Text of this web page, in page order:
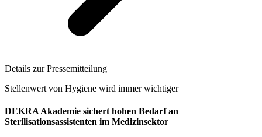
Details zur Pressemitteilung
Stellenwert von Hygiene wird immer wichtiger
DEKRA Akademie sichert hohen Bedarf an
Sterilisationsassistenten im Medizinsektor